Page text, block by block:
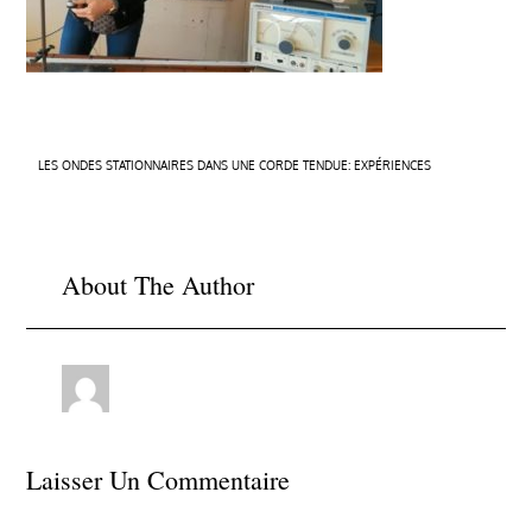
Navigation
LES ONDES STATIONNAIRES DANS UNE CORDE TENDUE: EXPÉRIENCES
About The Author
Laisser Un Commentaire